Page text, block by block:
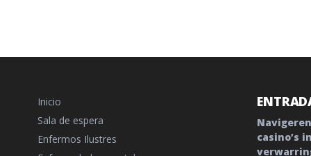
Inicio
Sala de espera
Enfermos Ilustres
casino’s